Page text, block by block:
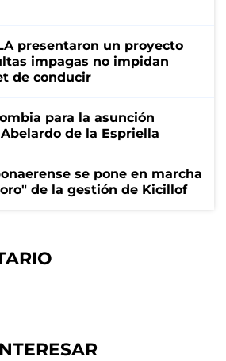
presentaron un proyecto
impagas no impidan
de conducir
para la asunción
de la Espriella
se pone en marcha
de la gestión de Kicillof